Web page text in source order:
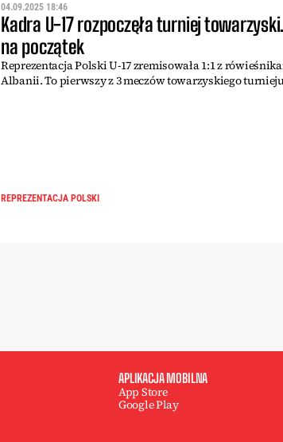
04.09.2025 18:46
Kadra U-17 rozpoczęła turniej
na początek
Reprezentacja Polski U-17 zremisowała 1:1 z
Albanii. To pierwszy z 3 meczów towarzyskiego
REPREZENTACJA POLSKI
APLIKACJA MOBILNA
App Store
Google Play